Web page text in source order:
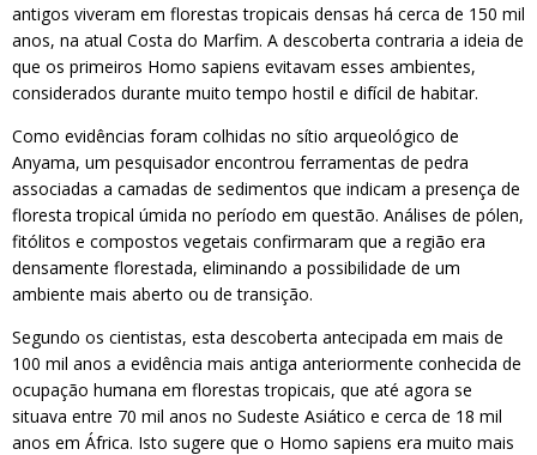
antigos viveram em florestas tropicais densas há cerca de 150 mil
anos, na atual Costa do Marfim. A descoberta contraria a ideia de
que os primeiros Homo sapiens evitavam esses ambientes,
considerados durante muito tempo hostil e difícil de habitar.
Como evidências foram colhidas no sítio arqueológico de
Anyama, um pesquisador encontrou ferramentas de pedra
associadas a camadas de sedimentos que indicam a presença de
floresta tropical úmida no período em questão. Análises de pólen,
fitólitos e compostos vegetais confirmaram que a região era
densamente florestada, eliminando a possibilidade de um
ambiente mais aberto ou de transição.
Segundo os cientistas, esta descoberta antecipada em mais de
100 mil anos a evidência mais antiga anteriormente conhecida de
ocupação humana em florestas tropicais, que até agora se
situava entre 70 mil anos no Sudeste Asiático e cerca de 18 mil
anos em África. Isto sugere que o Homo sapiens era muito mais